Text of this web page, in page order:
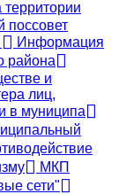
поссовет
Информация
района
и
лиц,
в муниципа
МКП
сети"